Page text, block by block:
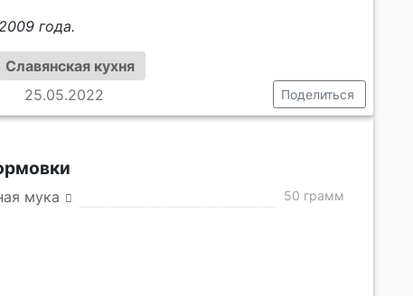
года.
Славянская кухня
25.05.2022 Поделиться
мука 50 грамм